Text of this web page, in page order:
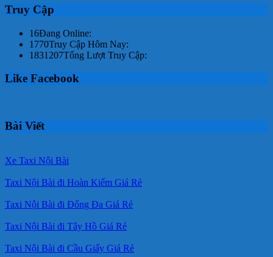
Truy Cập
16Đang Online:
1770Truy Cập Hôm Nay:
1831207Tổng Lượt Truy Cập:
Like Facebook
Bài Viết
Xe Taxi Nội Bài
Taxi Nội Bài đi Hoàn Kiếm Giá Rẻ
Taxi Nội Bài đi Đống Đa Giá Rẻ
Taxi Nội Bài đi Tây Hồ Giá Rẻ
Taxi Nội Bài đi Cầu Giấy Giá Rẻ